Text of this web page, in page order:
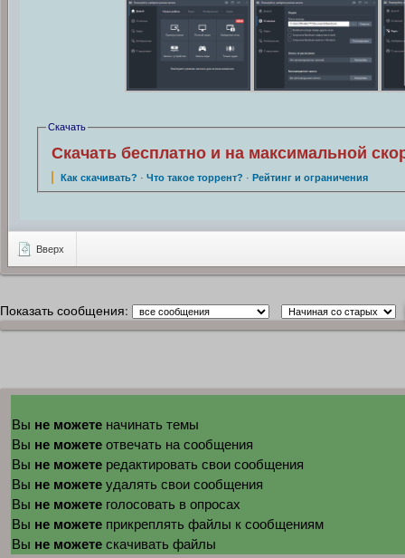
Скачать
Скачать бесплатно и на максимальной
Как скачивать? ·Что такое торрент? ·Рейтинг и ограничения
Вверх
Показать сообщения:
Вы не можете начинать темы
Вы не можете отвечать на сообщения
Вы не можете редактировать свои сообщения
Вы не можете удалять свои сообщения
Вы не можете голосовать в опросах
Вы не можете прикреплять файлы к сообщениям
Вы не можете скачивать файлы